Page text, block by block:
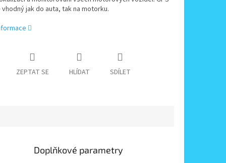
jak do auta, tak na motorku.
ZEPTAT SE HLÍDAT SDÍLET
Doplňkové parametry